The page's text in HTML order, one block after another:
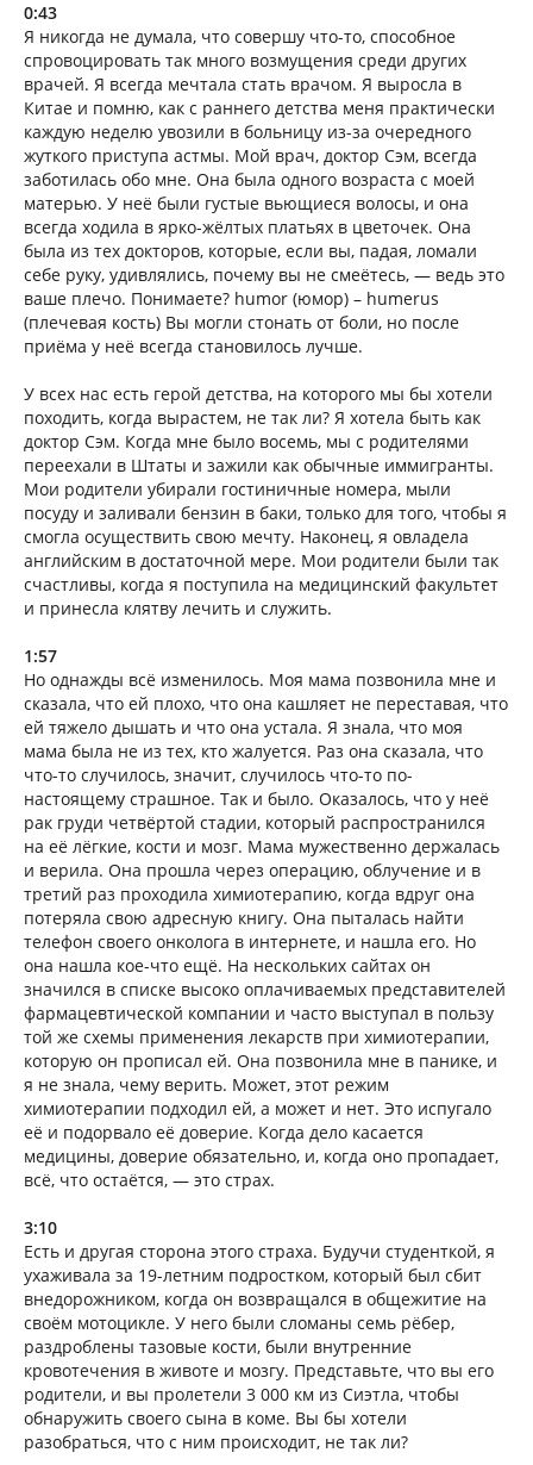
0:43
Я никогда не думала, что совершу что-то, способное
спровоцировать так много возмущения среди других
врачей. Я всегда мечтала стать врачом. Я выросла в
Китае и помню, как с раннего детства меня практически
каждую неделю увозили в больницу из-за очередного
жуткого приступа астмы. Мой врач, доктор Сэм, всегда
заботилась обо мне. Она была одного возраста с моей
матерью. У неё были густые вьющиеся волосы, и она
всегда ходила в ярко-жёлтых платьях в цветочек. Она
была из тех докторов, которые, если вы, падая, ломали
себе руку, удивлялись, почему вы не смеётесь, — ведь это
ваше плечо. Понимаете? humor (юмор) – humerus
(плечевая кость) Вы могли стонать от боли, но после
приёма у неё всегда становилось лучше.
У всех нас есть герой детства, на которого мы бы хотели
походить, когда вырастем, не так ли? Я хотела быть как
доктор Сэм. Когда мне было восемь, мы с родителями
переехали в Штаты и зажили как обычные иммигранты.
Мои родители убирали гостиничные номера, мыли
посуду и заливали бензин в баки, только для того, чтобы я
смогла осуществить свою мечту. Наконец, я овладела
английским в достаточной мере. Мои родители были так
счастливы, когда я поступила на медицинский факультет
и принесла клятву лечить и служить.
1:57
Но однажды всё изменилось. Моя мама позвонила мне и
сказала, что ей плохо, что она кашляет не переставая, что
ей тяжело дышать и что она устала. Я знала, что моя
мама была не из тех, кто жалуется. Раз она сказала, что
что-то случилось, значит, случилось что-то по-
настоящему страшное. Так и было. Оказалось, что у неё
рак груди четвёртой стадии, который распространился
на её лёгкие, кости и мозг. Мама мужественно держалась
и верила. Она прошла через операцию, облучение и в
третий раз проходила химиотерапию, когда вдруг она
потеряла свою адресную книгу. Она пыталась найти
телефон своего онколога в интернете, и нашла его. Но
она нашла кое-что ещё. На нескольких сайтах он
значился в списке высоко оплачиваемых представителей
фармацевтической компании и часто выступал в пользу
той же схемы применения лекарств при химиотерапии,
которую он прописал ей. Она позвонила мне в панике, и
я не знала, чему верить. Может, этот режим
химиотерапии подходил ей, а может и нет. Это испугало
её и подорвало её доверие. Когда дело касается
медицины, доверие обязательно, и, когда оно пропадает,
всё, что остаётся, — это страх.
3:10
Есть и другая сторона этого страха. Будучи студенткой, я
ухаживала за 19-летним подростком, который был сбит
внедорожником, когда он возвращался в общежитие на
своём мотоцикле. У него были сломаны семь рёбер,
раздроблены тазовые кости, были внутренние
кровотечения в животе и мозгу. Представьте, что вы его
родители, и вы пролетели 3 000 км из Сиэтла, чтобы
обнаружить своего сына в коме. Вы бы хотели
разобраться, что с ним происходит, не так ли?